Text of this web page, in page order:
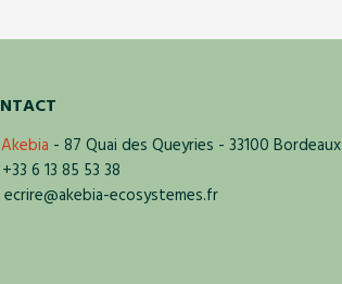
Akebia - 87 Quai des Queyries - 33100 Bordeaux
+33 6 13 85 53 38
ecrire@akebia-ecosystemes.fr